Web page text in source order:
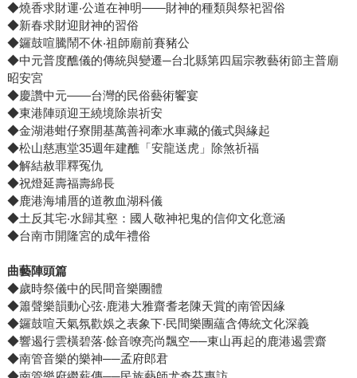
◆燒香求財運‧公道在神明——財神的種類與祭祀習俗
◆新春求財迎財神的習俗
◆鑼鼓喧騰鬧不休‧祖師廟前賽豬公
◆中元普度醮儀的傳統與變遷─台北縣第四屆宗教藝術節主普廟
昭安宮
◆慶讚中元——台灣的民俗藝術饗宴
◆東港陣頭迎王繞境除祟祈安
◆金湖港蚶仔寮開基萬善祠牽水車藏的儀式與緣起
◆松山慈惠堂35週年建醮「安龍送虎」除煞祈福
◆解結赦罪釋冤仇
◆祝燈延壽福壽綿長
◆鹿港海埔厝的道教血湖科儀
◆土反其宅‧水歸其壑：國人敬神祀鬼的信仰文化意涵
◆台南市開隆宮的成年禮俗
曲藝陣頭篇
◆歲時祭儀中的民間音樂團體
◆簫聲樂韻動心弦‧鹿港大雅齋耆老陳天賞的南管因緣
◆鑼鼓喧天氣氛歡娛之表象下‧民間樂團蘊含傳統文化深義
◆響遏行雲橫碧落‧餘音嘹亮尚飄空──東山再起的鹿港遏雲齋
◆南管音樂的樂神──孟府郎君